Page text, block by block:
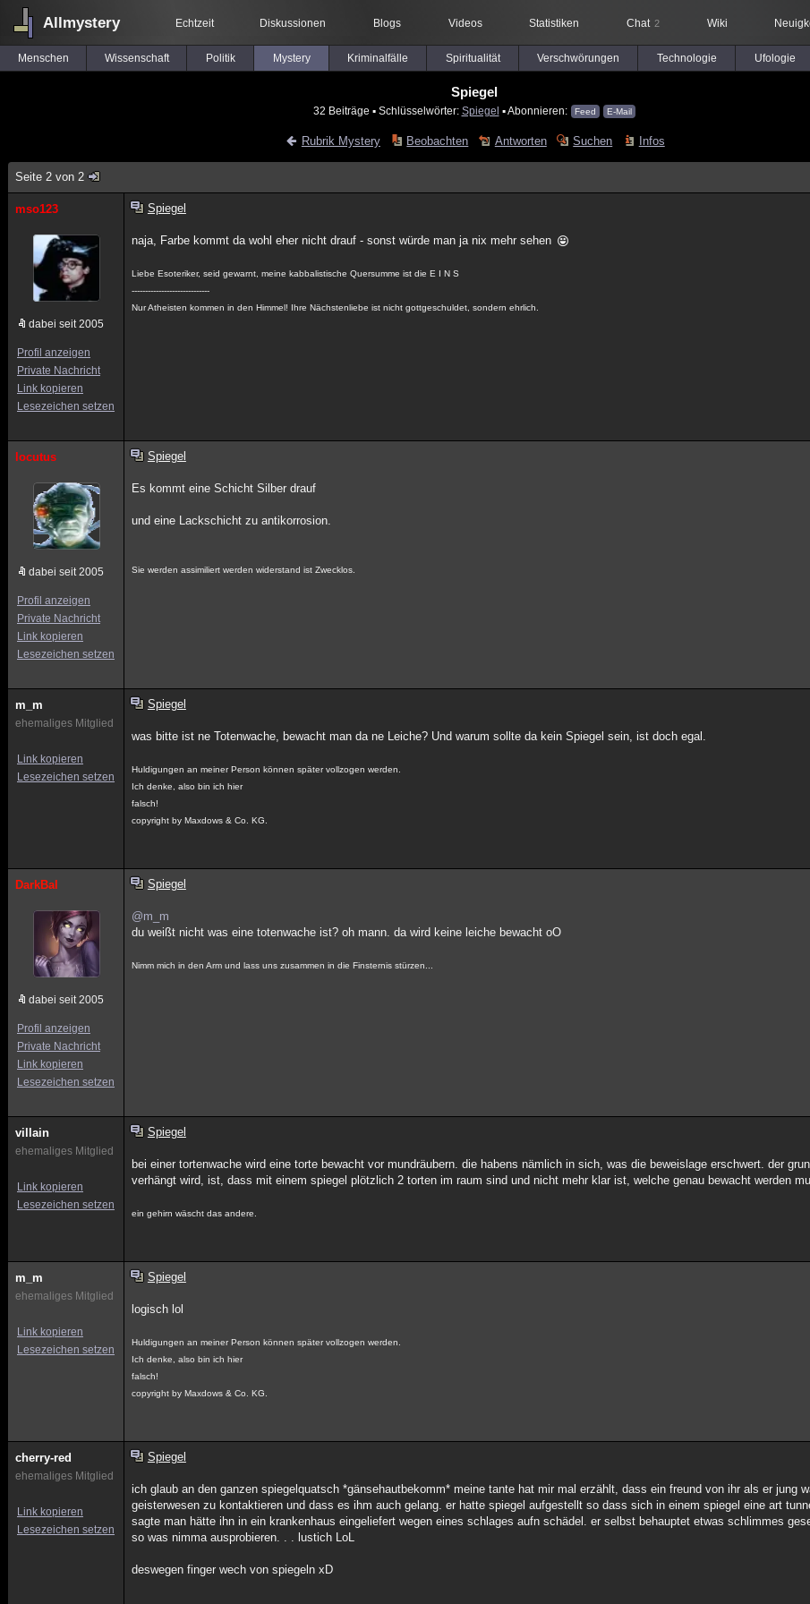
Allmystery Echtzeit Diskussionen Blogs Videos Statistiken Chat 2 Wiki
Menschen Wissenschaft Politik Mystery Kriminalfälle Spiritualität Verschwörungen Technologie Ufologie
Spiegel
32 Beiträge ▪ Schlüsselwörter: Spiegel ▪ Abonnieren: Feed E-Mail
Rubrik Mystery Beobachten Antworten Suchen Infos
Seite 2 von 2
mso123
dabei seit 2005
Profil anzeigen
Private Nachricht
Link kopieren
Lesezeichen setzen
Spiegel
naja, Farbe kommt da wohl eher nicht drauf - sonst würde man ja nix mehr sehen
Liebe Esoteriker, seid gewarnt, meine kabbalistische Quersumme ist die E I N S
-----------------------------
Nur Atheisten kommen in den Himmel! Ihre Nächstenliebe ist nicht gottgeschuldet, sondern ehrlich.
locutus
dabei seit 2005
Profil anzeigen
Private Nachricht
Link kopieren
Lesezeichen setzen
Spiegel
Es kommt eine Schicht Silber drauf
und eine Lackschicht zu antikorrosion.
Sie werden assimiliert werden widerstand ist Zwecklos.
m_m
ehemaliges Mitglied
Link kopieren
Lesezeichen setzen
Spiegel
was bitte ist ne Totenwache, bewacht man da ne Leiche? Und warum sollte da kein Spiegel sein, ist doch egal.
Huldigungen an meiner Person können später vollzogen werden.
Ich denke, also bin ich hier
falsch!
copyright by Maxdows & Co. KG.
DarkBal
dabei seit 2005
Profil anzeigen
Private Nachricht
Link kopieren
Lesezeichen setzen
Spiegel
@m_m
du weißt nicht was eine totenwache ist? oh mann. da wird keine leiche bewacht oO
Nimm mich in den Arm und lass uns zusammen in die Finsternis stürzen...
villain
ehemaliges Mitglied
Link kopieren
Lesezeichen setzen
Spiegel
bei einer tortenwache wird eine torte bewacht vor mundräubern. die habens nämlich in sich, was die beweislage erschwert. der
verhängt wird, ist, dass mit einem spiegel plötzlich 2 torten im raum sind und nicht mehr klar ist, welche genau bewacht werden
ein gehirn wäscht das andere.
m_m
ehemaliges Mitglied
Link kopieren
Lesezeichen setzen
Spiegel
logisch lol
Huldigungen an meiner Person können später vollzogen werden.
Ich denke, also bin ich hier
falsch!
copyright by Maxdows & Co. KG.
cherry-red
ehemaliges Mitglied
Link kopieren
Lesezeichen setzen
Spiegel
ich glaub an den ganzen spiegelquatsch *gänsehautbekomm* meine tante hat mir mal erzählt, dass ein freund von ihr als er jung
geisterwesen zu kontaktieren und dass es ihm auch gelang. er hatte spiegel aufgestellt so dass sich in einem spiegel eine art
sagte man hätte ihn in ein krankenhaus eingeliefert wegen eines schlages aufn schädel. er selbst behauptet etwas schlimmes
so was nimma ausprobieren. . . lustich LoL
deswegen finger wech von spiegeln xD